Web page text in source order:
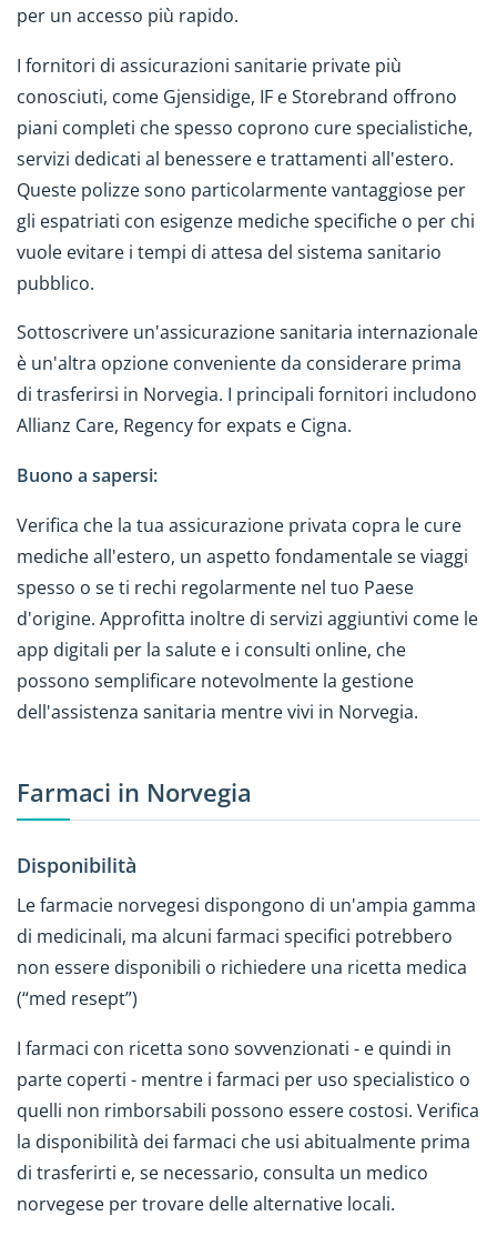
per un accesso più rapido.
I fornitori di assicurazioni sanitarie private più
conosciuti, come Gjensidige, IF e Storebrand offrono
piani completi che spesso coprono cure specialistiche,
servizi dedicati al benessere e trattamenti all'estero.
Queste polizze sono particolarmente vantaggiose per
gli espatriati con esigenze mediche specifiche o per chi
vuole evitare i tempi di attesa del sistema sanitario
pubblico.
Sottoscrivere un'assicurazione sanitaria internazionale
è un'altra opzione conveniente da considerare prima
di trasferirsi in Norvegia. I principali fornitori includono
Allianz Care, Regency for expats e Cigna.
Buono a sapersi:
Verifica che la tua assicurazione privata copra le cure
mediche all'estero, un aspetto fondamentale se viaggi
spesso o se ti rechi regolarmente nel tuo Paese
d'origine. Approfitta inoltre di servizi aggiuntivi come le
app digitali per la salute e i consulti online, che
possono semplificare notevolmente la gestione
dell'assistenza sanitaria mentre vivi in Norvegia.
Farmaci in Norvegia
Disponibilità
Le farmacie norvegesi dispongono di un'ampia gamma
di medicinali, ma alcuni farmaci specifici potrebbero
non essere disponibili o richiedere una ricetta medica
(“med resept”)
I farmaci con ricetta sono sovvenzionati - e quindi in
parte coperti - mentre i farmaci per uso specialistico o
quelli non rimborsabili possono essere costosi. Verifica
la disponibilità dei farmaci che usi abitualmente prima
di trasferirti e, se necessario, consulta un medico
norvegese per trovare delle alternative locali.